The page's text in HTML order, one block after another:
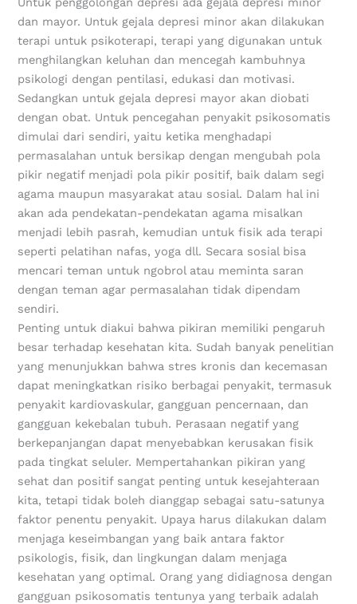
dan mayor. Untuk gejala depresi minor akan dilakukan
terapi untuk psikoterapi, terapi yang digunakan untuk
menghilangkan keluhan dan mencegah kambuhnya
psikologi dengan pentilasi, edukasi dan motivasi.
Sedangkan untuk gejala depresi mayor akan diobati
dengan obat. Untuk pencegahan penyakit psikosomatis
dimulai dari sendiri, yaitu ketika menghadapi
permasalahan untuk bersikap dengan mengubah pola
pikir negatif menjadi pola pikir positif, baik dalam segi
agama maupun masyarakat atau sosial. Dalam hal ini
akan ada pendekatan-pendekatan agama misalkan
menjadi lebih pasrah, kemudian untuk fisik ada terapi
seperti pelatihan nafas, yoga dll. Secara sosial bisa
mencari teman untuk ngobrol atau meminta saran
dengan teman agar permasalahan tidak dipendam
sendiri.
Penting untuk diakui bahwa pikiran memiliki pengaruh
besar terhadap kesehatan kita. Sudah banyak penelitian
yang menunjukkan bahwa stres kronis dan kecemasan
dapat meningkatkan risiko berbagai penyakit, termasuk
penyakit kardiovaskular, gangguan pencernaan, dan
gangguan kekebalan tubuh. Perasaan negatif yang
berkepanjangan dapat menyebabkan kerusakan fisik
pada tingkat seluler. Mempertahankan pikiran yang
sehat dan positif sangat penting untuk kesejahteraan
kita, tetapi tidak boleh dianggap sebagai satu-satunya
faktor penentu penyakit. Upaya harus dilakukan dalam
menjaga keseimbangan yang baik antara faktor
psikologis, fisik, dan lingkungan dalam menjaga
kesehatan yang optimal. Orang yang didiagnosa dengan
gangguan psikosomatis tentunya yang terbaik adalah